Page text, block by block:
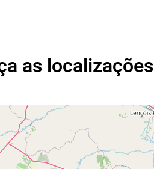
as localizações